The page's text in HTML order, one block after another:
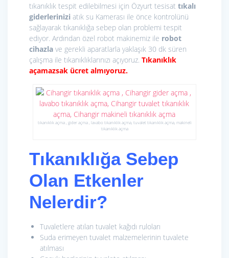
tıkanıklık tespit edilebilmesi için Özyurt tesisat tıkalı
giderlerinizi atık su Kamerası ile önce kontrolünü
sağlayarak tıkanıklığa sebep olan problemi tespit
ediyor. Ardından özel robot makinemiz ile robot
cihazla ve gerekli aparatlarla yaklaşık 30 dk süren
çalışma ile tıkanıklıklarınızı açıyoruz. Tıkanıklık
açamazsak ücret almıyoruz.
tıkanıklık açma , gider açma , lavabo tıkanıklık açma, tuvalet tıkanıklık açma, makineli
tıkanıklık açma
Tıkanıklığa Sebep
Olan Etkenler
Nelerdir?
Tuvaletlere atılan tuvalet kağıdı ruloları
Suda erimeyen tuvalet malzemelerinin tuvalete
atılması